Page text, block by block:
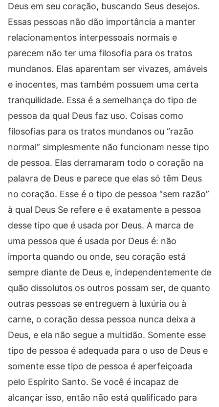
Deus em seu coração, buscando Seus desejos.
Essas pessoas não dão importância a manter
relacionamentos interpessoais normais e
parecem não ter uma filosofia para os tratos
mundanos. Elas aparentam ser vivazes, amáveis
e inocentes, mas também possuem uma certa
tranquilidade. Essa é a semelhança do tipo de
pessoa da qual Deus faz uso. Coisas como
filosofias para os tratos mundanos ou “razão
normal” simplesmente não funcionam nesse tipo
de pessoa. Elas derramaram todo o coração na
palavra de Deus e parece que elas só têm Deus
no coração. Esse é o tipo de pessoa “sem razão”
à qual Deus Se refere e é exatamente a pessoa
desse tipo que é usada por Deus. A marca de
uma pessoa que é usada por Deus é: não
importa quando ou onde, seu coração está
sempre diante de Deus e, independentemente de
quão dissolutos os outros possam ser, de quanto
outras pessoas se entreguem à luxúria ou à
carne, o coração dessa pessoa nunca deixa a
Deus, e ela não segue a multidão. Somente esse
tipo de pessoa é adequada para o uso de Deus e
somente esse tipo de pessoa é aperfeiçoada
pelo Espírito Santo. Se você é incapaz de
alcançar isso, então não está qualificado para